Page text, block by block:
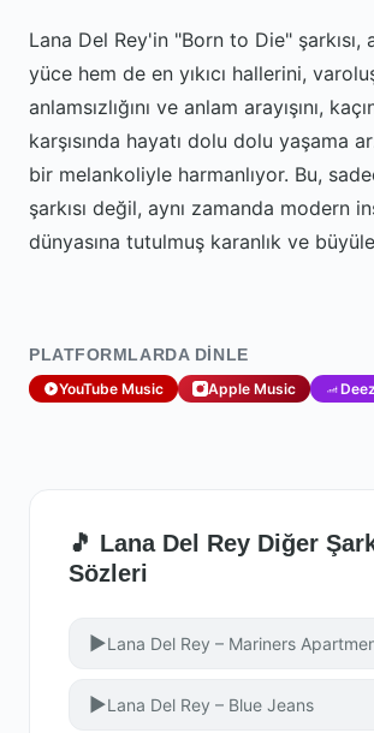
Lana Del Rey'in "Born to Die" şarkısı,
yüce hem de en yıkıcı hallerini,
anlamsızlığını ve anlam arayışını,
karşısında hayatı dolu dolu yaşama
bir melankoliyle harmanlıyor. Bu,
şarkısı değil, aynı zamanda modern
dünyasına tutulmuş karanlık ve
PLATFORMLARDA DINLE
YouTube Music Apple Music
🎵 Lana Del Rey Diğer
Sözleri
▶
▶Lana Del Rey – Blue Jeans